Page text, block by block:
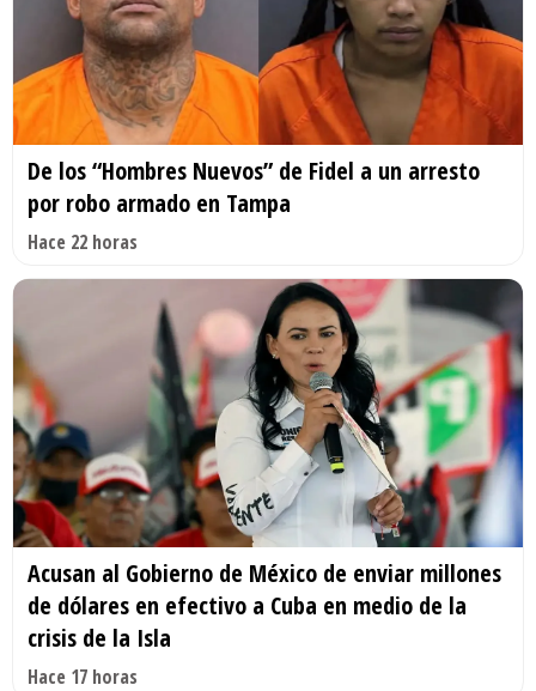
De los “Hombres Nuevos” de Fidel a un arresto
por robo armado en Tampa
Hace 22 horas
Acusan al Gobierno de México de enviar millones
de dólares en efectivo a Cuba en medio de la
crisis de la Isla
Hace 17 horas